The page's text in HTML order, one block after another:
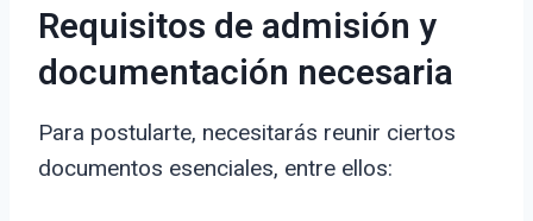
Requisitos de admisión y
documentación necesaria
Para postularte, necesitarás reunir ciertos
documentos esenciales, entre ellos: